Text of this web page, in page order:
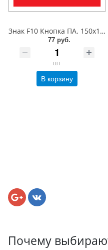
Знак F10 Кнопка ПА. 150x150 мм. металл 0.5 мм
77 руб.
шт
В корзину
Почему